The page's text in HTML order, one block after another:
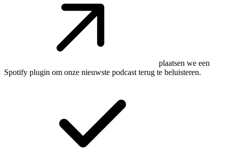
plaatsen we een
Spotify plugin om onze nieuwste podcast terug te beluisteren.